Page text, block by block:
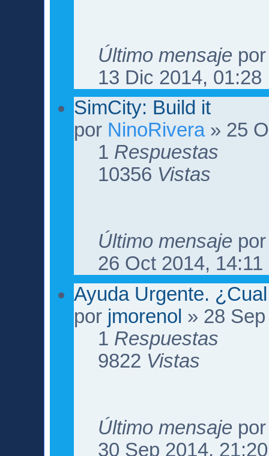
Último mensaje
13 Dic 2014, 01:28
SimCity: Build it
por NinoRivera» 25
1 Respuestas
10356 Vistas
Último mensaje
26 Oct 2014, 14:11
Ayuda Urgente.
por jmorenol » 28
1 Respuestas
9822 Vistas
Último mensaje
30 Sep 2014, 21:20